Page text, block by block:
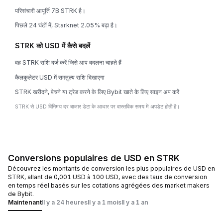
परिसंचारी आपूर्ति 7B STRK है।
पिछले 24 घंटों में, Starknet 2.05% बढ़ा है।
STRK को USD में कैसे बदलें
वह STRK राशि दर्ज करें जिसे आप बदलना चाहते हैं
कैलकुलेटर USD में समतुल्य राशि दिखाएगा
STRK खरीदने, बेचने या ट्रेड करने के लिए Bybit खाते के लिए साइन अप करें
STRK से USD विनिमय दर बाजार डेटा के आधार पर वास्तविक समय में अपडेट होती है।
Conversions populaires de USD en STRK
Découvrez les montants de conversion les plus populaires de USD en
STRK, allant de 0,001 USD à 100 USD, avec des taux de conversion
en temps réel basés sur les cotations agrégées des market makers
de Bybit.
MaintenantIl y a 24 heuresIl y a 1 moisIl y a 1 an